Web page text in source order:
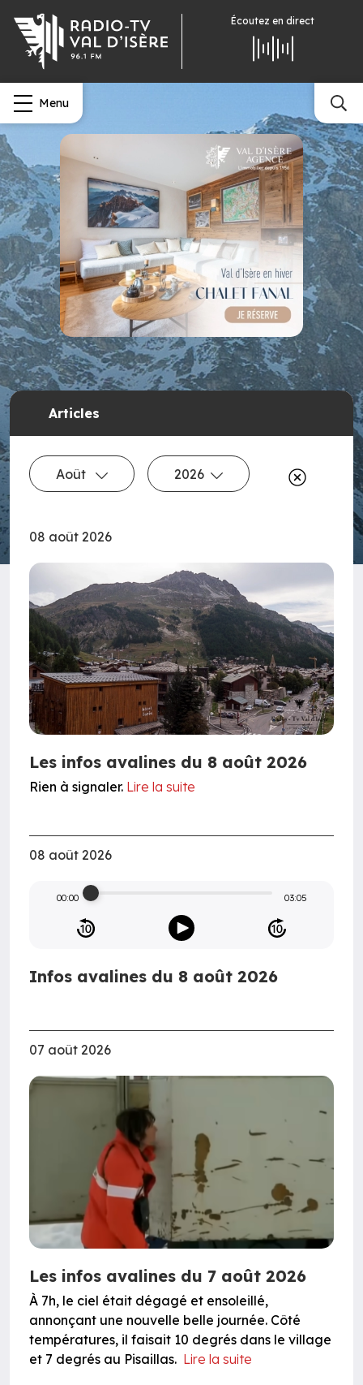
Écoutez en direct
Menu
Articles
Août 2026
08 août 2026
Les infos avalines du 8 août 2026
Rien à signaler. Lire la suite
08 août 2026
00:00 03:05
Infos avalines du 8 août 2026
07 août 2026
Les infos avalines du 7 août 2026
À 7h, le ciel était dégagé et ensoleillé,
annonçant une nouvelle belle journée. Côté
températures, il faisait 10 degrés dans le village
et 7 degrés au Pisaillas. Lire la suite